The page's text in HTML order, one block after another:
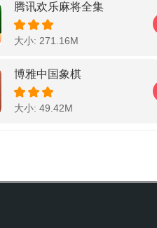
腾讯欢乐麻将全集
大小: 271.16M
博雅中国象棋
大小: 49.42M